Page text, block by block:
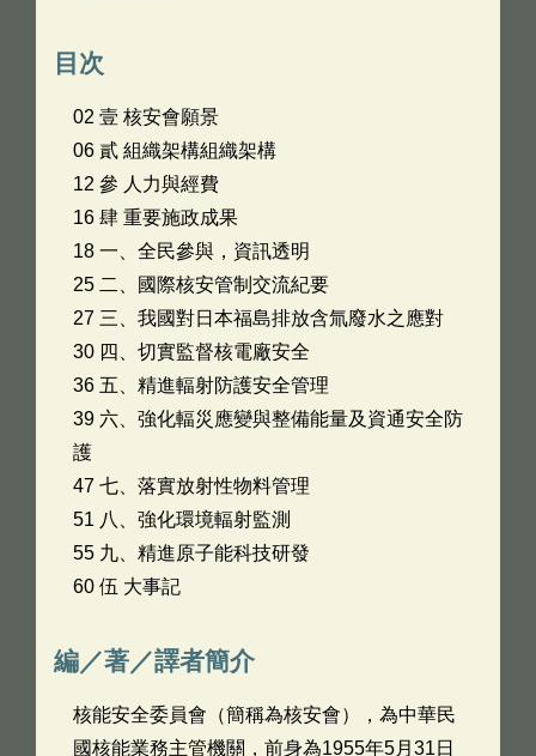
目次
02 壹 核安會願景
06 貳 組織架構組織架構
12 參 人力與經費
16 肆 重要施政成果
18 一、全民參與，資訊透明
25 二、國際核安管制交流紀要
27 三、我國對日本福島排放含氚廢水之應對
30 四、切實監督核電廠安全
36 五、精進輻射防護安全管理
39 六、強化輻災應變與整備能量及資通安全防
護
47 七、落實放射性物料管理
51 八、強化環境輻射監測
55 九、精進原子能科技研發
60 伍 大事記
編／著／譯者簡介
核能安全委員會（簡稱為核安會），為中華民
國核能業務主管機關，前身為1955年5月31日